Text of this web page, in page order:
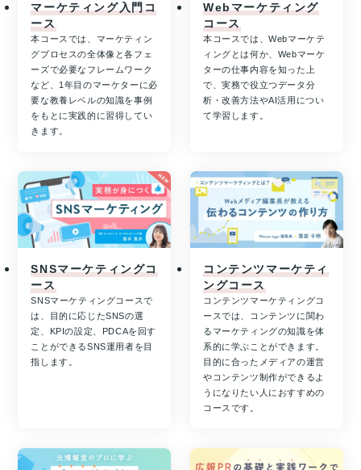
マーケティング入門コ
ース
本コースでは、マーケティン
グプロセスの全体像と各フェ
ーズで必要なフレームワーク
など、1年目のマーケターに必
要な教養レベルの知識を事例
をもとに実践的に習得してい
きます。
Webマーケティング
コース
本コースでは、Webマーケテ
ィングとは何か、Webマーケ
ターの仕事内容を知った上
で、実務で役立つデータ分
析・改善方法やAI活用につい
て学習します。
SNSマーケティングコ
ース
SNSマーケティングコースで
は、目的に応じたSNSの選
定、KPIの設定、PDCAを回す
ことができるSNS運用者を目
指します。
コンテンツマーケティ
ングコース
コンテンツマーケティングコ
ースでは、コンテンツに関わ
るマーケティングの知識を体
系的に学ぶことができます。
目的に合ったメディアの運営
やコンテンツ制作ができるよ
うになりたい人におすすめの
コースです。